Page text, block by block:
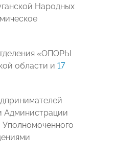
Народных
«ОПОРЫ
области и 17
Администрации